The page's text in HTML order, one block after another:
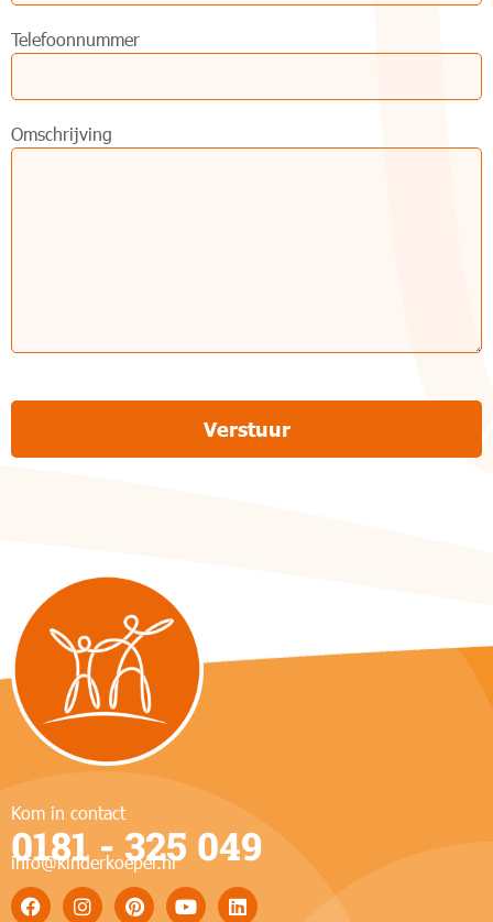
Telefoonnummer
Omschrijving
Verstuur
Kom in contact
0181 - 325 049
info@kinderkoepel.nl